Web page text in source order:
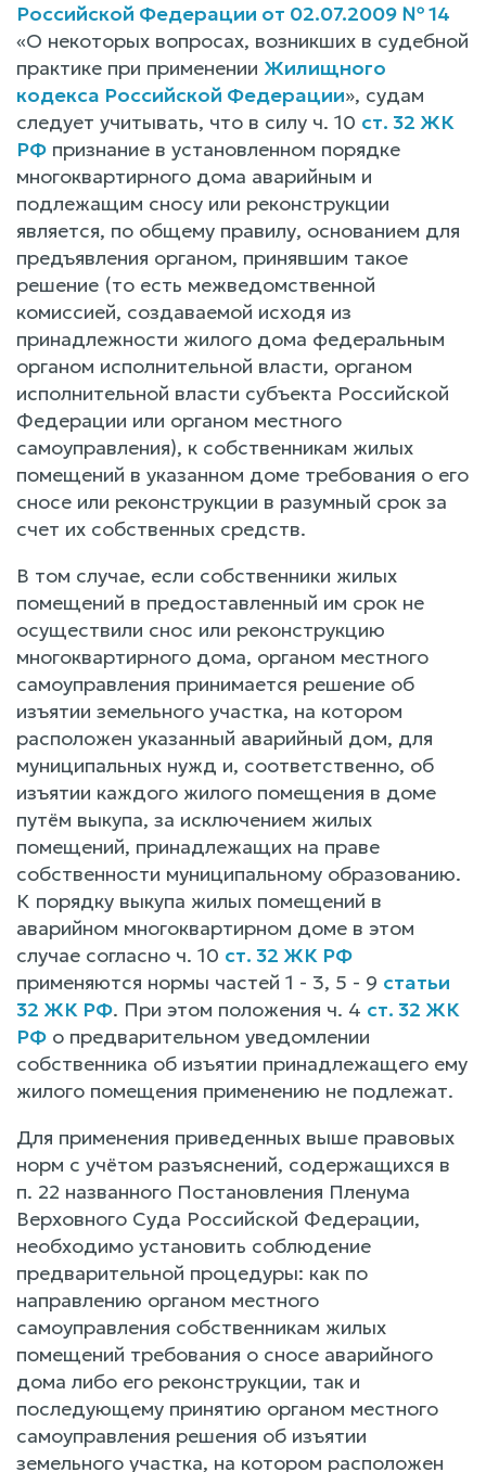
Российской Федерации от 02.07.2009 № 14
«О некоторых вопросах, возникших в судебной
практике при применении Жилищного
кодекса Российской Федерации», судам
следует учитывать, что в силу ч. 10 ст. 32 ЖК
РФ признание в установленном порядке
многоквартирного дома аварийным и
подлежащим сносу или реконструкции
является, по общему правилу, основанием для
предъявления органом, принявшим такое
решение (то есть межведомственной
комиссией, создаваемой исходя из
принадлежности жилого дома федеральным
органом исполнительной власти, органом
исполнительной власти субъекта Российской
Федерации или органом местного
самоуправления), к собственникам жилых
помещений в указанном доме требования о его
сносе или реконструкции в разумный срок за
счет их собственных средств.
В том случае, если собственники жилых
помещений в предоставленный им срок не
осуществили снос или реконструкцию
многоквартирного дома, органом местного
самоуправления принимается решение об
изъятии земельного участка, на котором
расположен указанный аварийный дом, для
муниципальных нужд и, соответственно, об
изъятии каждого жилого помещения в доме
путём выкупа, за исключением жилых
помещений, принадлежащих на праве
собственности муниципальному образованию.
К порядку выкупа жилых помещений в
аварийном многоквартирном доме в этом
случае согласно ч. 10 ст. 32 ЖК РФ
применяются нормы частей 1 - 3, 5 - 9 статьи
32 ЖК РФ. При этом положения ч. 4 ст. 32 ЖК
РФ о предварительном уведомлении
собственника об изъятии принадлежащего ему
жилого помещения применению не подлежат.
Для применения приведенных выше правовых
норм с учётом разъяснений, содержащихся в
п. 22 названного Постановления Пленума
Верховного Суда Российской Федерации,
необходимо установить соблюдение
предварительной процедуры: как по
направлению органом местного
самоуправления собственникам жилых
помещений требования о сносе аварийного
дома либо его реконструкции, так и
последующему принятию органом местного
самоуправления решения об изъятии
земельного участка, на котором расположен